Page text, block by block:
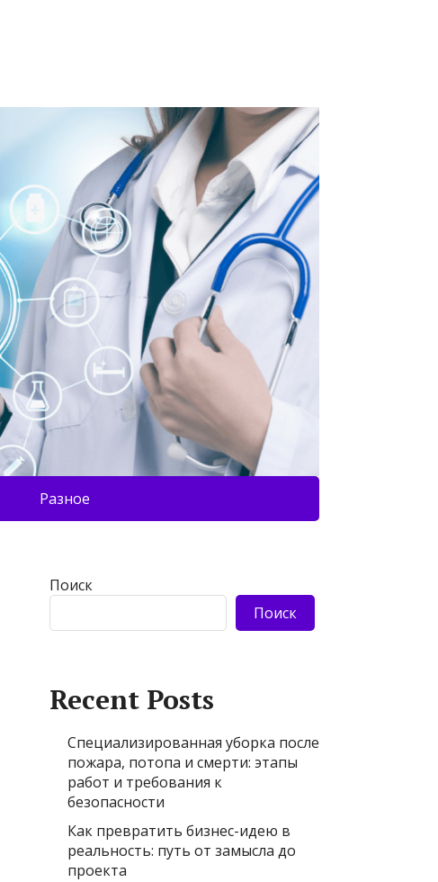
Разное
Поиск
Поиск
Recent Posts
Специализированная уборка после
пожара, потопа и смерти: этапы
работ и требования к
безопасности
Как превратить бизнес-идею в
реальность: путь от замысла до
проекта